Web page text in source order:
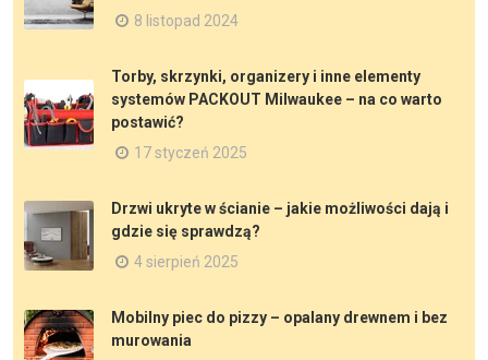
8 listopad 2024
Torby, skrzynki, organizery i inne elementy
systemów PACKOUT Milwaukee – na co warto
postawić?
17 styczeń 2025
Drzwi ukryte w ścianie – jakie możliwości dają i
gdzie się sprawdzą?
4 sierpień 2025
Mobilny piec do pizzy – opalany drewnem i bez
murowania